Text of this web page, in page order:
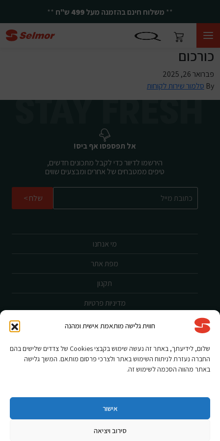
חווית גלישה מותאמת אישית ומהנה
שלום, לידיעתך, באתר זה נעשה שימוש בקבצי Cookies של צדדים שלישים בהם
החברה נעזרת לניתוח השימוש באתר ולצרכי פרסום מותאם. המשך גלישה
באתר מהווה הסכמה לשימוש זה.
אישור
סירוב ויציאה
** משלוח חינם בהזמנה מעל499ש"ח **
כורכום
פברואר 26, 2025
By סלמור שירות לקוחות
מי אנחנו
מפת אתר
תקנון
מדיניות פרטיות
ביטול עסקה
הצהרת נגישות
אל תפספסו אף ביס!
הירשמו לדיוור כדי לקבל מתכונים חדשים,
טיפים ממטבחים של אחרים ומבצעים שווים
שלח